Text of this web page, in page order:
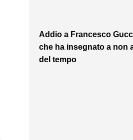
Addio a Francesco
che ha insegnato a non
del tempo